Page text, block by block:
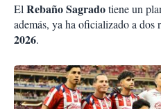
ElRebaño Sagradotiene un
además, ya ha oficializado a dos
2026.